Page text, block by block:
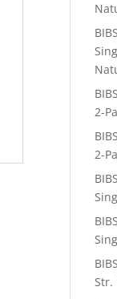
2-
2-
Str.